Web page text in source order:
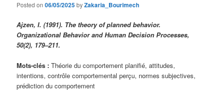
Posted on06/05/2025byZakaria_Bourimech
Ajzen, I. (1991). The theory of planned behavior.
Organizational Behavior and Human Decision Processes,
50(2), 179–211.
Mots-clés : Théorie du comportement planifié, attitudes,
intentions, contrôle comportemental perçu, normes subjectives,
prédiction du comportement